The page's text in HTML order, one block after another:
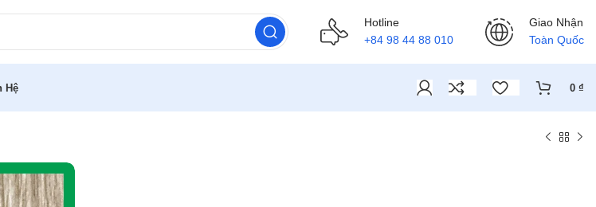
Hotline
+84 98 44 88 010
Giao Nhận
Toàn Quốc
Hệ 0 ₫